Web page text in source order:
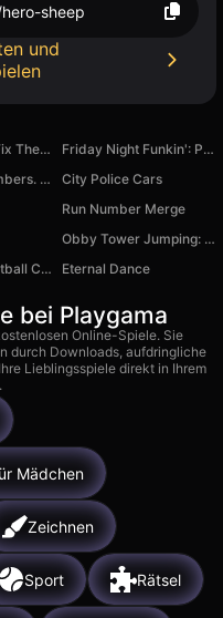
sheep
und
Car Mechanic: Fix The Car Simulator
Friday Night Funkin': Poppy RapTime
Coloring by Numbers. Pixel Room
City Police Cars
Run Number Merge
Obby Tower Jumping: Wings and Pets
PROCareer: Football Career Simulator Eternal Dance
bei Playgama
Online-Spiele. Sie
durch Downloads, aufdringliche
Lieblingsspiele direkt in Ihrem
Mädchen
Zeichnen
Sport Rätsel